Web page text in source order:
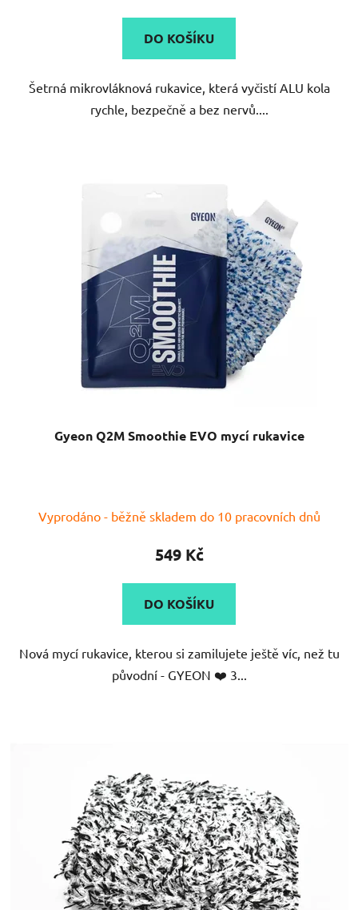
DO KOŠÍKU
Šetrná mikrovláknová rukavice, která vyčistí ALU kola
rychle, bezpečně a bez nervů....
Gyeon Q2M Smoothie EVO mycí rukavice
hodnocení
produktu
5,0
z
hvězdiček.
Vyprodáno - běžně skladem do 10 pracovních dnů
549 Kč
DO KOŠÍKU
Nová mycí rukavice, kterou si zamilujete ještě víc, než tu
původní - GYEON ❤️ 3...